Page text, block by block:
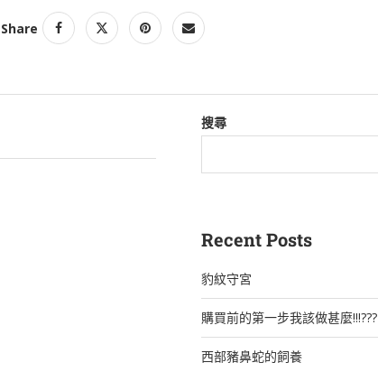
Share
搜尋
Recent Posts
豹紋守宮
購買前的第一步我該做甚麼!!!???
西部豬鼻蛇的飼養